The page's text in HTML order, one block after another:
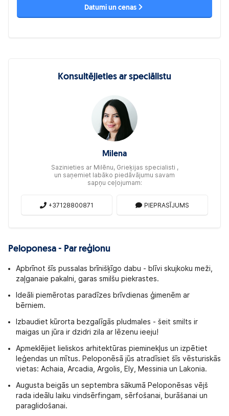
Datumi un cenas
Konsultējieties ar speciālistu
Milena
Sazinieties ar Milēnu, Grieķijas specialisti ,
un saņemiet labāko piedāvājumu savam
sapņu ceļojumam:
+37128800871 PIEPRASĪJUMS
Peloponesa - Par reģionu
Apbrīnot šīs pussalas brīnišķīgo dabu - blīvi skujkoku meži,
zaļganaie pakalni, garas smilšu piekrastes.
Ideāli piemērotas paradīzes brīvdienas ģimenēm ar
bērniem.
Izbaudiet kūrorta bezgalīgās pludmales - šeit smilts ir
maigas un jūra ir dzidri zila ar lēzenu ieeju!
Apmeklējiet lieliskos arhitektūras pieminekļus un izpētiet
leģendas un mītus. Peloponēsā jūs atradīsiet šīs vēsturiskās
vietas: Achaia, Arcadia, Argolis, Ely, Messinia un Lakonia.
Augusta beigās un septembra sākumā Peloponēsas vējš
rada ideālu laiku vindsērfingam, sērfošanai, burāšanai un
paraglidošanai.